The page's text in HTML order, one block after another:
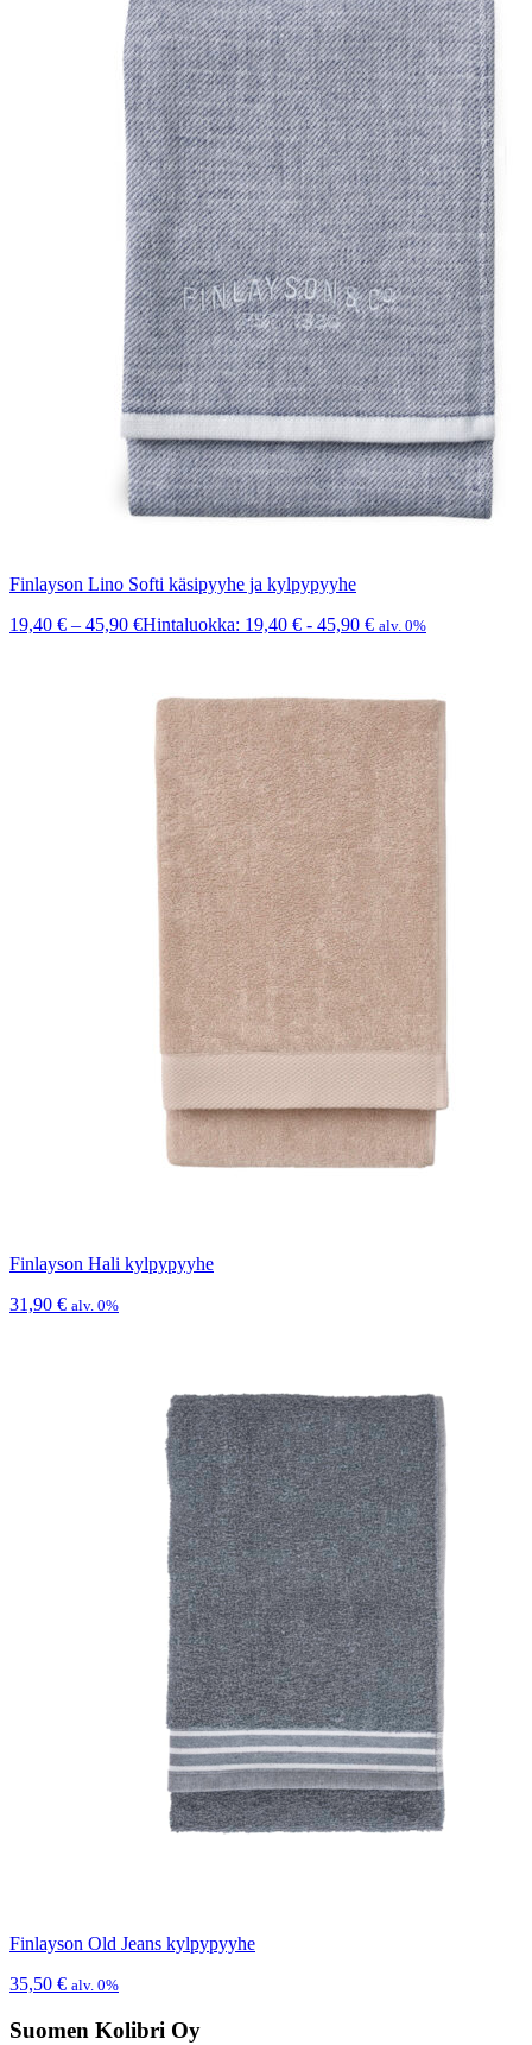
Finlayson Lino Softi käsipyyhe ja kylpypyyhe
19,40 € – 45,90 €Hintaluokka: 19,40 € - 45,90 € alv. 0%
Finlayson Hali kylpypyyhe
31,90 € alv. 0%
Finlayson Old Jeans kylpypyyhe
35,50 € alv. 0%
Suomen Kolibri Oy